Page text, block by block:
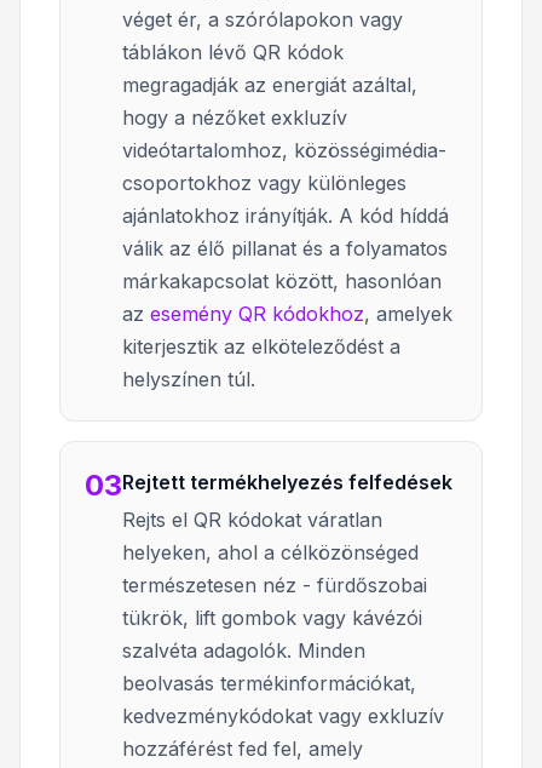
véget ér, a szórólapokon vagy
táblákon lévő QR kódok
megragadják az energiát azáltal,
hogy a nézőket exkluzív
videótartalomhoz, közösségimédia-
csoportokhoz vagy különleges
ajánlatokhoz irányítják. A kód híddá
válik az élő pillanat és a folyamatos
márkakapcsolat között, hasonlóan
az esemény QR kódokhoz, amelyek
kiterjesztik az elköteleződést a
helyszínen túl.
03Rejtett termékhelyezés felfedések
Rejts el QR kódokat váratlan
helyeken, ahol a célközönséged
természetesen néz - fürdőszobai
tükrök, lift gombok vagy kávézói
szalvéta adagolók. Minden
beolvasás termékinformációkat,
kedvezménykódokat vagy exkluzív
hozzáférést fed fel, amely